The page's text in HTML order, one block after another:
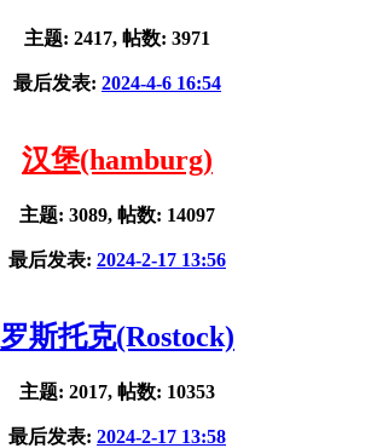
主题: 2417, 帖数: 3971
最后发表: 2024-4-6 16:54
汉堡(hamburg)
主题: 3089, 帖数: 14097
最后发表: 2024-2-17 13:56
罗斯托克(Rostock)
主题: 2017, 帖数: 10353
最后发表: 2024-2-17 13:58